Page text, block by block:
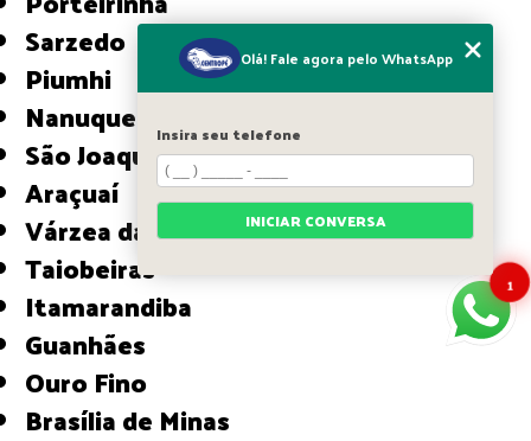
Sarzedo
Piumhi
Nanuque
São Joaquim de Bicas
Araçuaí
Várzea da Palma
Taiobeiras
Itamarandiba
Guanhães
Ouro Fino
Brasília de Minas
1
Olá! Fale agora pelo WhatsApp
Insira seu telefone
INICIAR CONVERSA